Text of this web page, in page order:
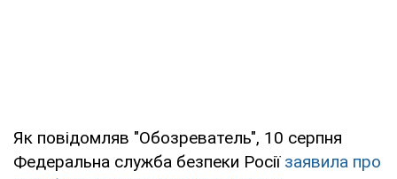
Як повідомляв "Обозреватель", 10 серпня
Федеральна служба безпеки Росії заявила про